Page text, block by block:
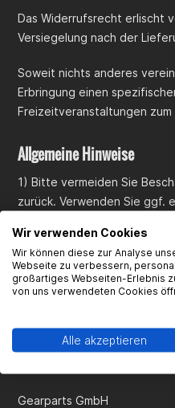
Das Widerrufsrecht erlischt
Versiegelung nach der
Soweit nichts anderes
Erbringung einen
Freizeitveranstaltungen
Allgemeine Hinweise
1) Bitte vermeiden Sie
zurück. Verwenden Sie ggf.
2) Senden Sie die Ware
3) Bitte beachten Sie, dass
B. Widerrufsformular
Wenn Sie den Vertrag
Gearparts GmbH
Wir verwenden Cookies
Wir können diese zur Analyse
Webseite zu verbessern,
großartiges Webseiten-Erlebnis
von uns verwendeten Cookies
Alle akzeptieren